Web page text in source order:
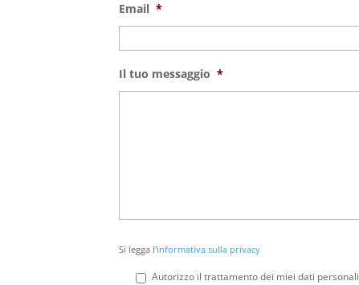
Email *
Il tuo messaggio *
Si
legga
l'informativa
Si legga l'informativa sulla privacy
Autorizzo il trattamento dei miei dati personali